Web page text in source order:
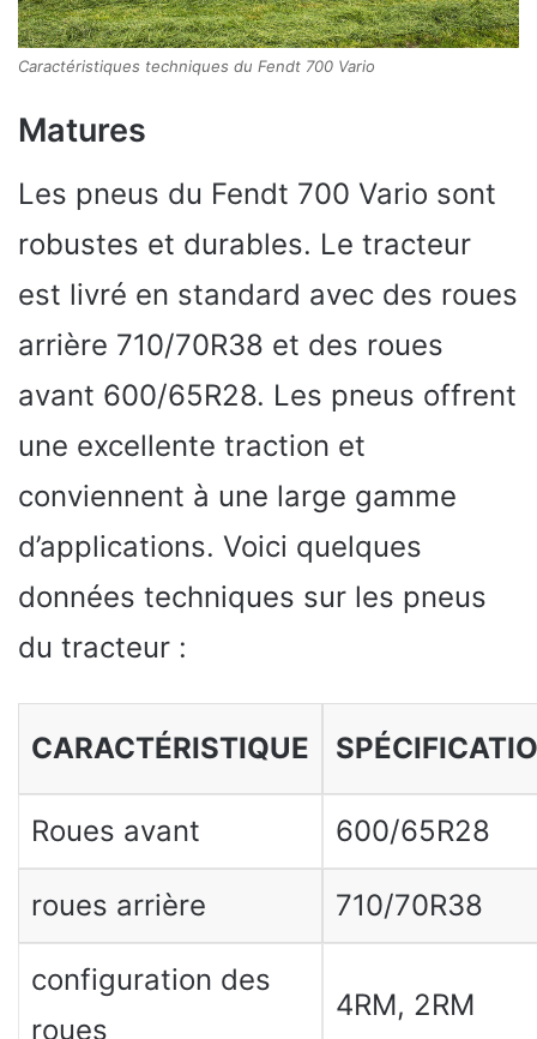
Caractéristiques techniques du Fendt 700 Vario
Matures
Les pneus du Fendt 700 Vario sont
robustes et durables. Le tracteur
est livré en standard avec des roues
arrière 710/70R38 et des roues
avant 600/65R28. Les pneus offrent
une excellente traction et
conviennent à une large gamme
d’applications. Voici quelques
données techniques sur les pneus
du tracteur :
CARACTÉRISTIQUE
Roues avant 600/65R28
roues arrière 710/70R38
configuration des
roues
4RM, 2RM